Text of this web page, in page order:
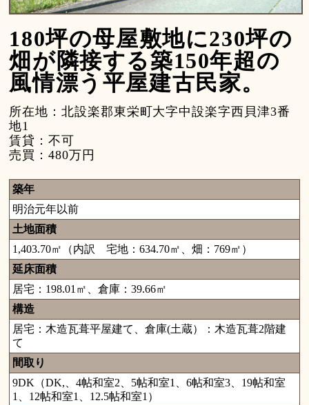
180坪の母屋敷地に230坪の
畑が隣接する築150年超の
風情漂う平屋建古民家。
所在地：北設楽郡東栄町大字中設楽字西貝津3番
地1
賃貸：不可
売買：480万円
築年
明治元年以前
土地面積
1,403.70㎡（内訳 宅地：634.70㎡、畑：769㎡）
延床面積
居宅：198.01㎡、倉庫：39.66㎡
構造
居宅：木造瓦葺平屋建て、倉庫(土蔵）：木造瓦葺2階建
て
間取り
9DK（DK,、4帖和室2、5帖和室1、6帖和室3、19帖和室
1、12帖和室1、12.5帖和室1）